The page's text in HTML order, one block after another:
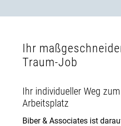
Ihr
Traum-Job
Ihr individueller Weg
Arbeitsplatz
Biber & Associates ist